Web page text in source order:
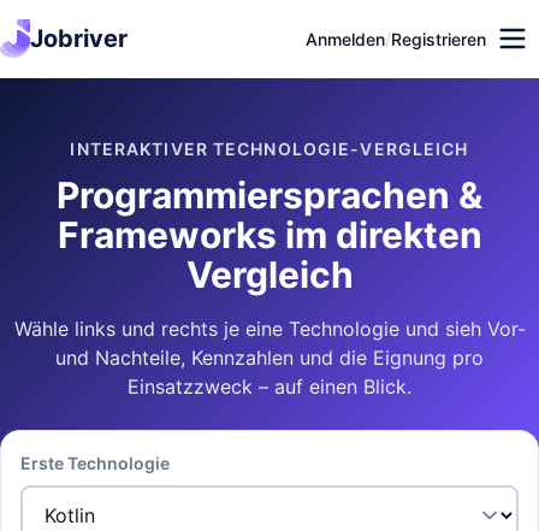
Jobriver Anmelden/Registrieren
INTERAKTIVER TECHNOLOGIE-VERGLEICH
Programmiersprachen &
Frameworks im direkten
Vergleich
Wähle links und rechts je eine Technologie und sieh Vor-
und Nachteile, Kennzahlen und die Eignung pro
Einsatzzweck – auf einen Blick.
Erste Technologie